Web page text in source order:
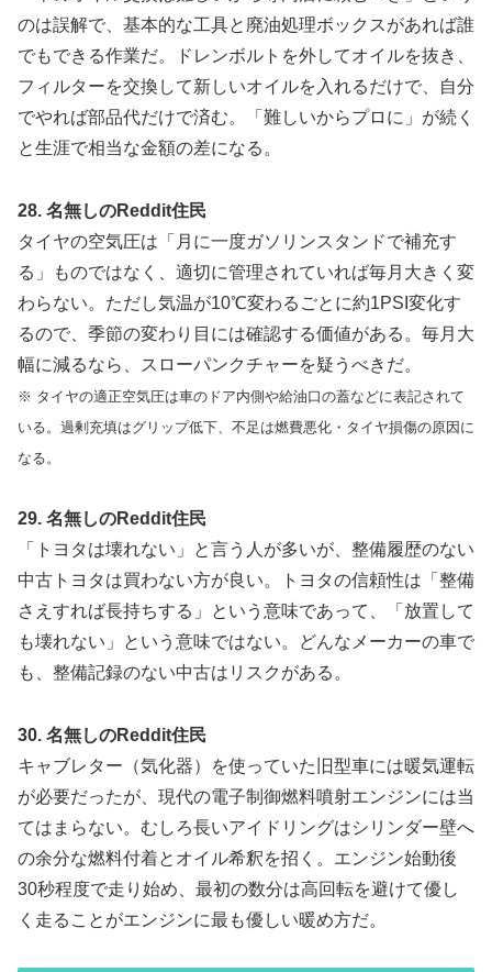
のは誤解で、基本的な工具と廃油処理ボックスがあれば誰
でもできる作業だ。ドレンボルトを外してオイルを抜き、
フィルターを交換して新しいオイルを入れるだけで、自分
でやれば部品代だけで済む。「難しいからプロに」が続く
と生涯で相当な金額の差になる。
28. 名無しのReddit住民
タイヤの空気圧は「月に一度ガソリンスタンドで補充す
る」ものではなく、適切に管理されていれば毎月大きく変
わらない。ただし気温が10℃変わるごとに約1PSI変化す
るので、季節の変わり目には確認する価値がある。毎月大
幅に減るなら、スローパンクチャーを疑うべきだ。
※ タイヤの適正空気圧は車のドア内側や給油口の蓋などに表記されて
いる。過剰充填はグリップ低下、不足は燃費悪化・タイヤ損傷の原因に
なる。
29. 名無しのReddit住民
「トヨタは壊れない」と言う人が多いが、整備履歴のない
中古トヨタは買わない方が良い。トヨタの信頼性は「整備
さえすれば長持ちする」という意味であって、「放置して
も壊れない」という意味ではない。どんなメーカーの車で
も、整備記録のない中古はリスクがある。
30. 名無しのReddit住民
キャブレター（気化器）を使っていた旧型車には暖気運転
が必要だったが、現代の電子制御燃料噴射エンジンには当
てはまらない。むしろ長いアイドリングはシリンダー壁へ
の余分な燃料付着とオイル希釈を招く。エンジン始動後
30秒程度で走り始め、最初の数分は高回転を避けて優し
く走ることがエンジンに最も優しい暖め方だ。